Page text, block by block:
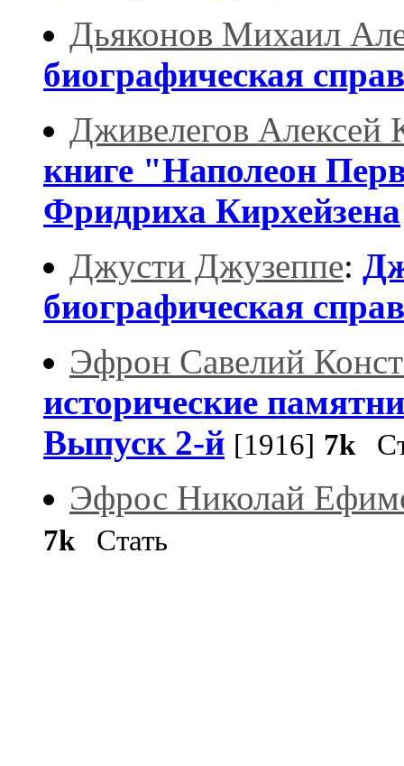
Дьяконов Михаил
биографическая
Дживелегов Алексей
книге "Наполеон
Фридриха Кирхейзена
Джусти Джузеппе:
биографическая
Эфрон Савелий
исторические
Выпуск 2-й [1916] 7k
Эфрос Николай
7kСтать